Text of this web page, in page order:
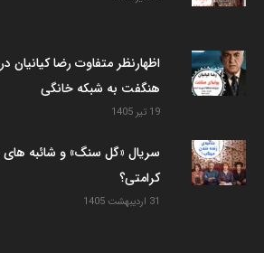
اظهارنظر متفاوت رضا کیانیان
هنگفت به شبکه خانگی
19 تیر 1405
سریال «گل سنگ» و شائبه های
کرامتی؟
31 اردیبهشت 1405